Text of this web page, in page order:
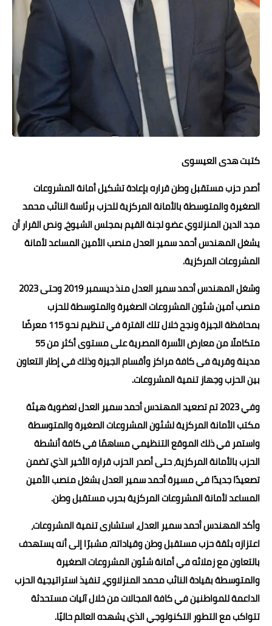
حوادث وقضايا
خدمات
الصحه والجمال
فن المطبخ
كتبت هدى العيسوى
أصدر حزب مستقبل وطن قراره بإعادة تشكيل أمانة المشروعات
الصغيرة والمتوسطة بالأمانة المركزية للحزب برئاسة النائب محمد
مجد الدين المنزلاوي عضو لجنة القيم بمجلس الشيوخ، ونص القرار أن
يشغل المهندس أحمد سمير العدل منصب الأمين المساعد لأمانة
المشروعات المركزية.
وشغل المهندس أحمد سمير العدل منذ ديسمبر 2019 وحتى 2023
منصب أمين شئون المشروعات الصغيرة والمتوسطة للحزب
بمحافظة الجيزة ونجح خلال تلك الفترة في تنظيم نحو 115 معرضًا
متكاملًا من معارض الأسرة المصرية على مستوى أكثر من 55
مدينة وقرية فى كافة مراكز وأقسام الجيزة وذلك في إطار التعاون
بين الحزب وجهاز تنمية المشروعات.
وفي 2023 تم تصعيد المهندس أحمد سمير العدل لعضوية هيئة
مكتب الأمانة المركزية لشئون المشروعات الصغيرة والمتوسطة
واستمر في ذلك الموقع التنظيمي مساهمًا في كافة أنشطة
الحزب بالأمانة المركزية، حتى أصدر الحزب قراره الأخير الذي تضمن
تصعيدًا جديدًا في مسيرة أحمد سمير العدل بشغل منصب الأمين
المساعد لأمانة المشروعات المركزية بحرب مستقبل وطن.
وأكد المهندس أحمد سمير العدل، استشارى تنمية المشروعات،
اعتزازه بثقة حزب مستقبل وطن وقياداته، مشبرًا إلى أنه يستهدف
بالتعاون مع زملائه في أمانة شئون المشروعات الصغيرة
والمتوسطة بقيادة النائب محمد المنزلاوي، تنفيذ استراتيجية الحزب
الداعمة للمواطنين في كافة المجالات من خلال آليات مستحدثة
تتواكب مع التطور التكنولوجي الذي يشهده العالم حاليًا.